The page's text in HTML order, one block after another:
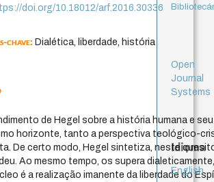
doi.org/10.18012/arf.2016.30336
chave:Dialética, liberdade, história
de Hegel sobre a história humana e seu
horizonte, tanto a perspectiva teológico-
De certo modo, Hegel sintetiza, neste
Ao mesmo tempo, os supera
é a realização imanente da liberdade do
Open
Journal
Systems
Idioma
English